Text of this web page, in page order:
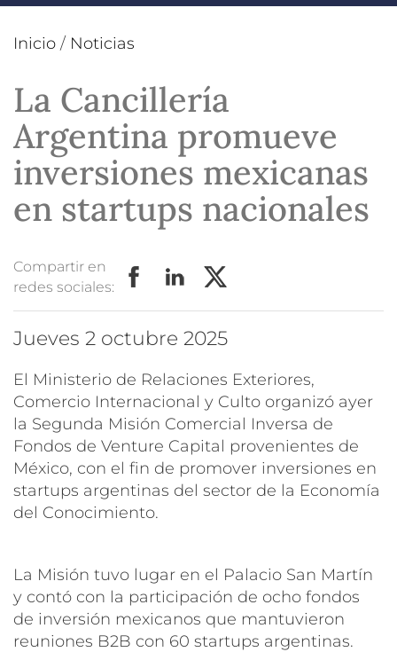
Inicio / Noticias
La Cancillería
Argentina promueve
inversiones mexicanas
en startups nacionales
Compartir en
redes sociales:
jueves 2 octubre 2025
El Ministerio de Relaciones Exteriores,
Comercio Internacional y Culto organizó ayer
la Segunda Misión Comercial Inversa de
Fondos de Venture Capital provenientes de
México, con el fin de promover inversiones en
startups argentinas del sector de la Economía
del Conocimiento.
La Misión tuvo lugar en el Palacio San Martín
y contó con la participación de ocho fondos
de inversión mexicanos que mantuvieron
reuniones B2B con 60 startups argentinas.